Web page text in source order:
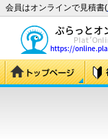
会員はオンラインで見積書(